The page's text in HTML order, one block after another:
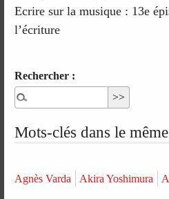
Ecrire sur la musique : 13e
l’écriture
Rechercher :
Mots-clés dans le
Agnès Varda Akira Yoshimura